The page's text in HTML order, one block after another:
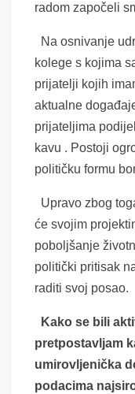
radom započeli
Na osnivanje
kolege s kojima
prijatelji kojih
aktualne
prijateljima
kavu . Postoji
političku formu
Upravo zbog
će svojim
poboljšanje
politički pritisak
raditi svoj posao.
Kako se bili
pretpostavljam
umirovljenička
podacima